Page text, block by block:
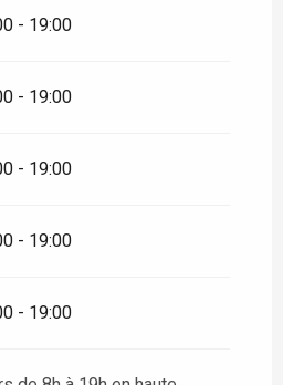
- 19:00
- 19:00
- 19:00
- 19:00
- 19:00